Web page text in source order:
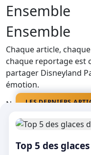
Ensemble
Ensemble
Chaque article,
chaque reportage est
partager Disneyland
émotion.
Nos médias
LES DERNIERS
Top 5 des